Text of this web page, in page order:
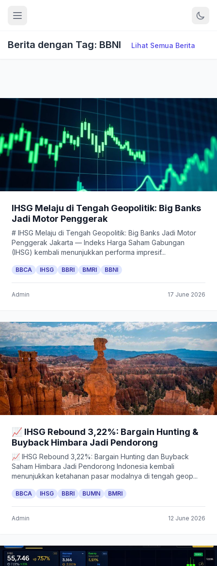
Berita dengan Tag: BBNI Lihat Semua Berita
IHSG Melaju di Tengah Geopolitik: Big Banks
Jadi Motor Penggerak
# IHSG Melaju di Tengah Geopolitik: Big Banks Jadi Motor
Penggerak Jakarta — Indeks Harga Saham Gabungan
(IHSG) kembali menunjukkan performa impresif...
BBCA IHSG BBRI BMRI BBNI
Admin 17 June 2026
📈 IHSG Rebound 3,22%: Bargain Hunting &
Buyback Himbara Jadi Pendorong
📈 IHSG Rebound 3,22%: Bargain Hunting dan Buyback
Saham Himbara Jadi Pendorong Indonesia kembali
menunjukkan ketahanan pasar modalnya di tengah geop...
BBCA IHSG BBRI BUMN BMRI
Admin 12 June 2026